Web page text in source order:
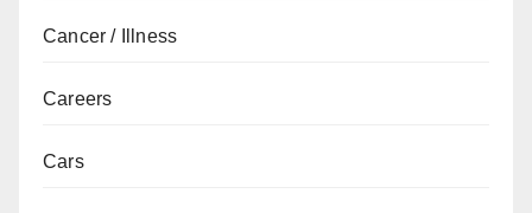
Cancer / Illness
Careers
Cars